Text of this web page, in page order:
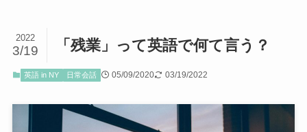
「残業」って英語で何て言う？
2022
3/19
英語 in NY 日常会話 05/09/2020 03/19/2022